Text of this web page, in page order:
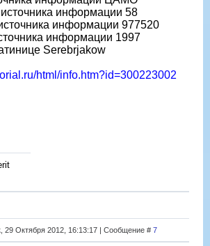
информации 58
информации 977520
информации 1997
Serebrjakow
html/info.htm?id=300223002
29 Октября 2012, 16:13:17 | Сообщение # 7